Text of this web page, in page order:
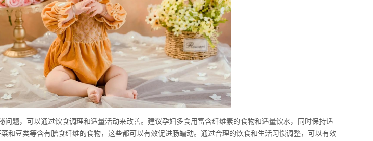
问题，可以通过饮食调理和适量活动来改善。建议孕妇多食用富含纤维素的食物和适量饮水，同时保持适
和豆类等含有膳食纤维的食物，这些都可以有效促进肠蠕动。通过合理的饮食和生活习惯调整，可以有效